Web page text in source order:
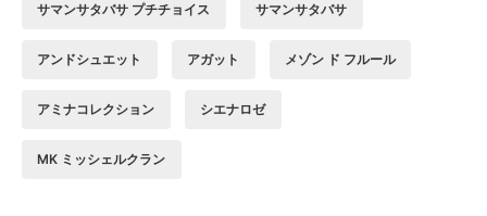
サマンサタバサ プチチョイス サマンサタバサ
アンドシュエット アガット メゾン ド フルール
アミナコレクション シエナロゼ
MK ミッシェルクラン